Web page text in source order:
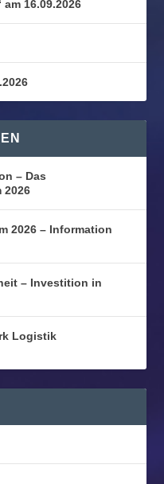
16.09.2026
– Das
2026
2026 – Information
– Investition in
Logistik